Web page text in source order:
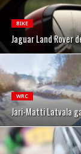
BIKE
Jaguar Land Rover
WRC
Jari-Matti Latvala